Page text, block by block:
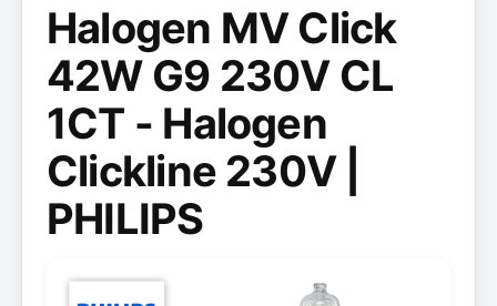
Halogen MV Click
42W G9 230V CL
1CT - Halogen
Clickline 230V |
PHILIPS